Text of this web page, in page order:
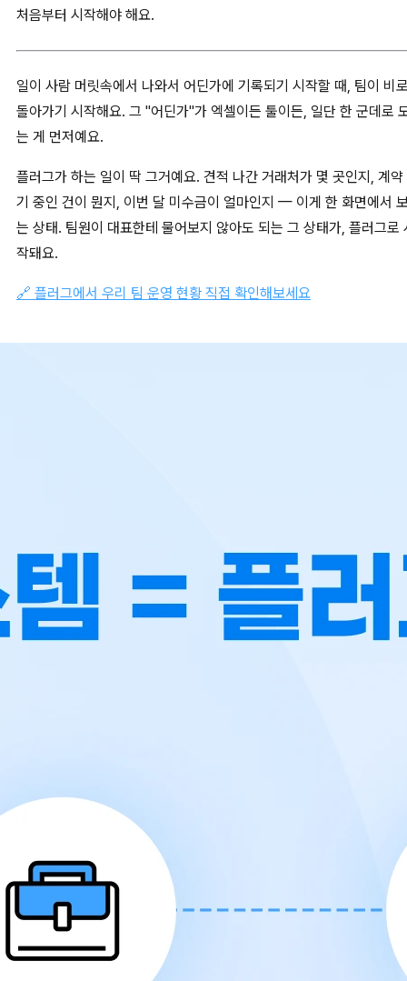
처음부터 시작해야 해요.
일이 사람 머릿속에서 나와서 어딘가에 기록되기 시작할 때, 팀이 비
돌아가기 시작해요. 그 "어딘가"가 엑셀이든 툴이든, 일단 한 군데로
는 게 먼저예요.
플러그가 하는 일이 딱 그거예요. 견적 나간 거래처가 몇 곳인지, 계약
기 중인 건이 뭔지, 이번 달 미수금이 얼마인지 — 이게 한 화면에서
는 상태. 팀원이 대표한테 물어보지 않아도 되는 그 상태가, 플러그로
작돼요.
🔗 플러그에서 우리 팀 운영 현황 직접 확인해보세요